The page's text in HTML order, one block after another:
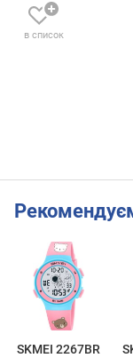
в список
SKMEI 2267BR